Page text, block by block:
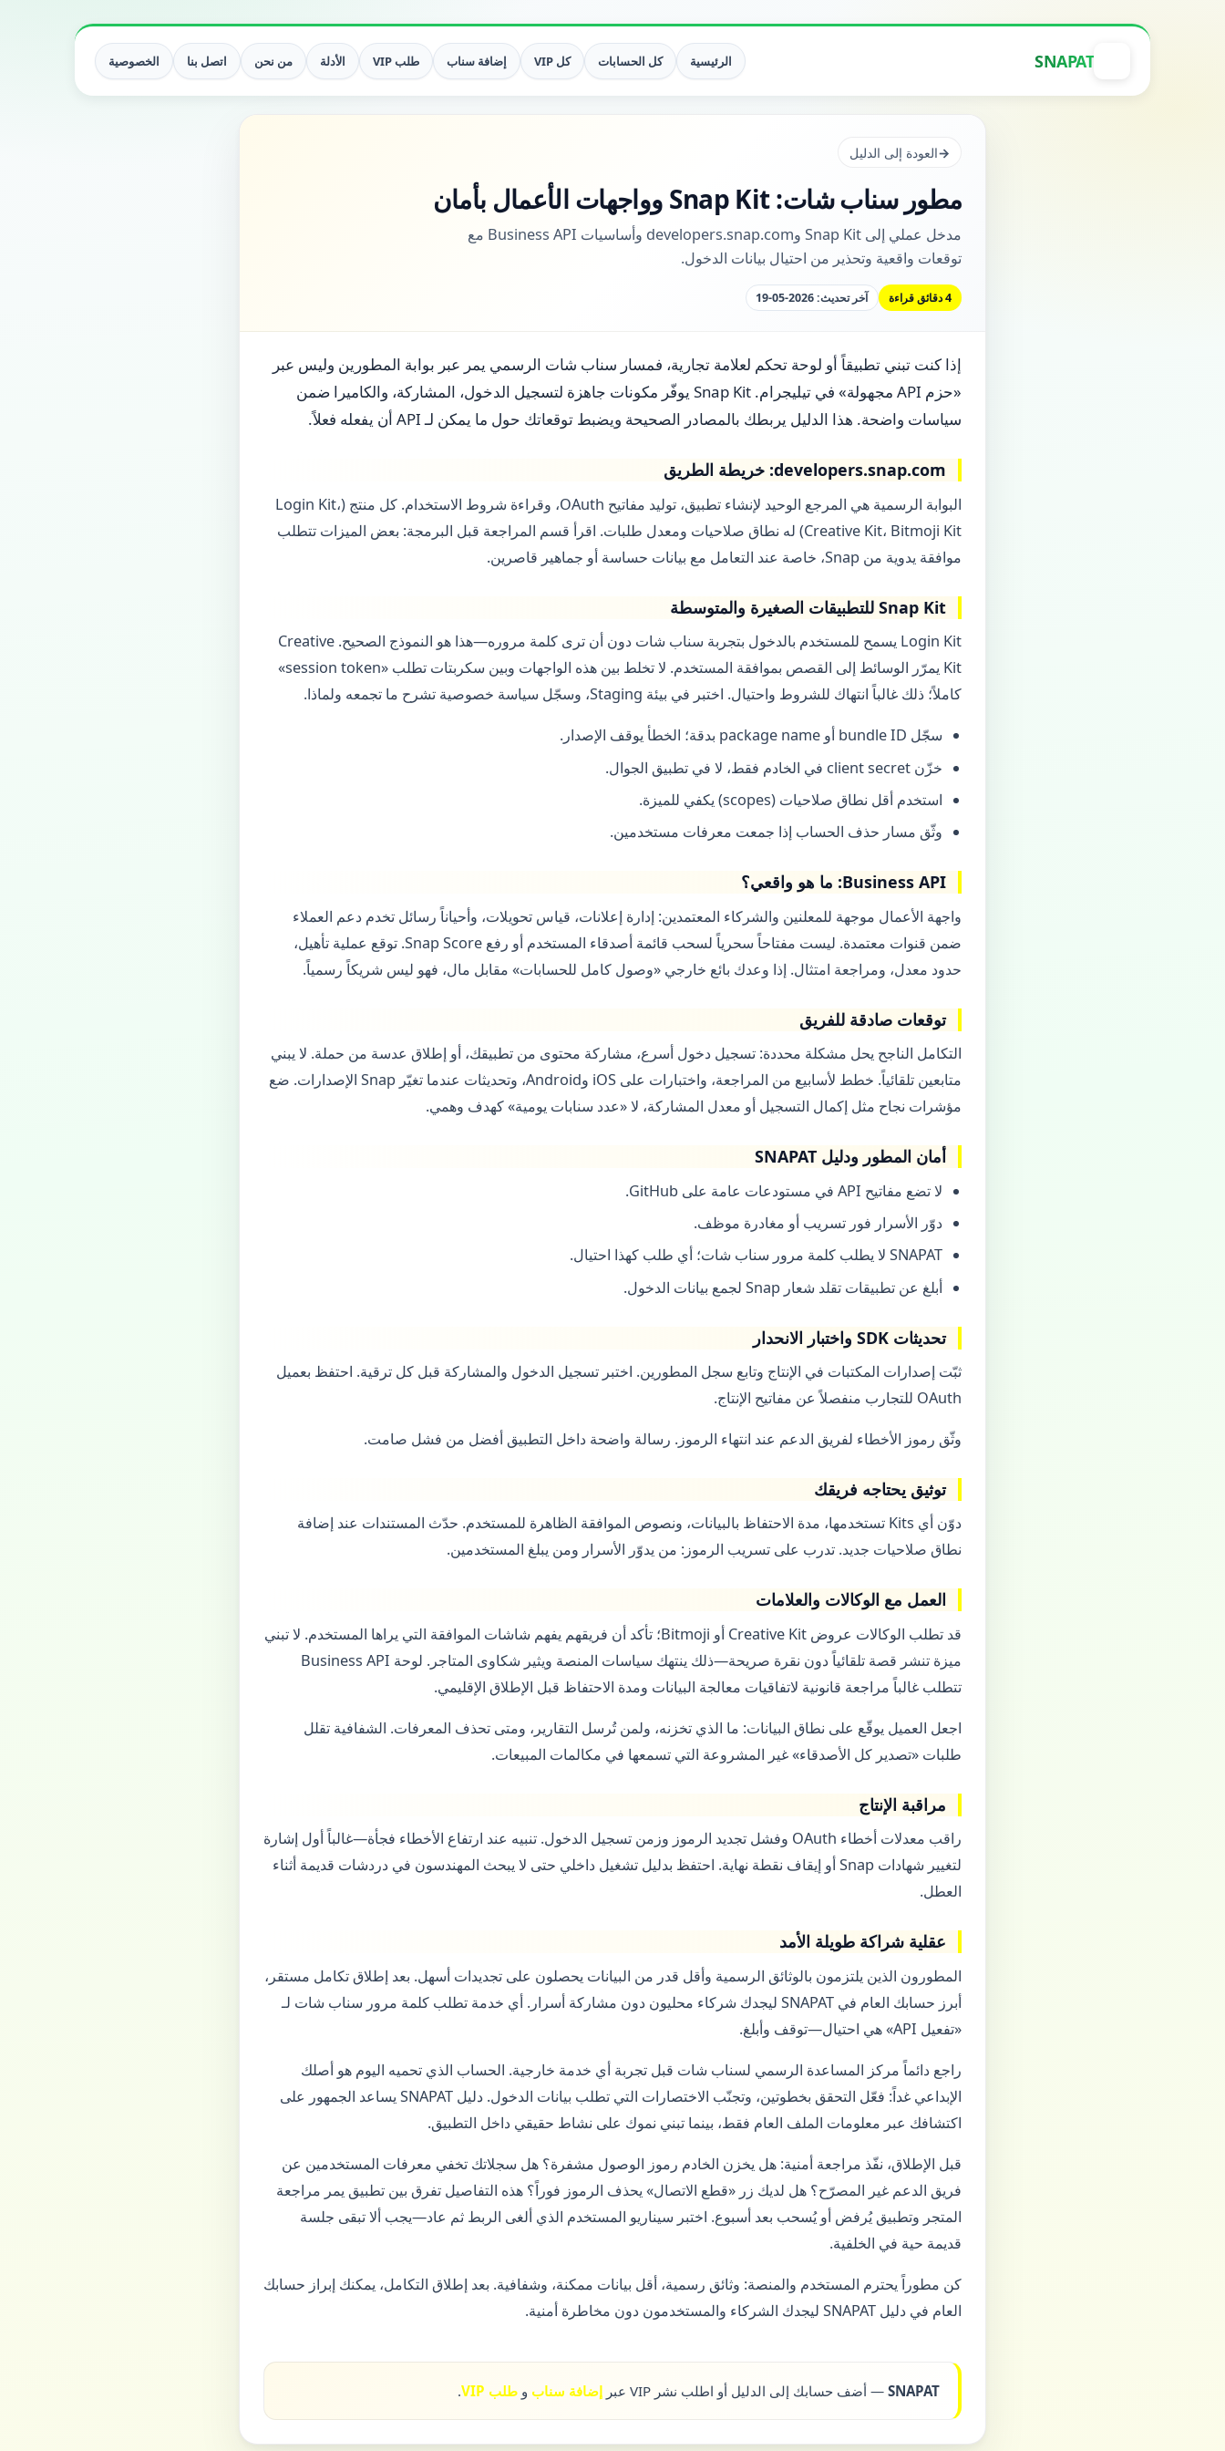
SNAPAT الرئيسية كل الحسابات كل VIP إضافة سناب طلب VIP الأدلة من نحن اتصل بنا الخصوصية
العودة إلى الدليل
مطور سناب شات: Snap Kit وواجهات الأعمال بأمان
مدخل عملي إلى Snap Kit وdevelopers.snap.com وأساسيات Business API مع
توقعات واقعية وتحذير من احتيال بيانات الدخول.
4 دقائق قراءة آخر تحديث: 2026-05-19
إذا كنت تبني تطبيقاً أو لوحة تحكم لعلامة تجارية، فمسار سناب شات الرسمي يمر عبر بوابة المطورين وليس عبر
«حزم API مجهولة» في تيليجرام. Snap Kit يوفّر مكونات جاهزة لتسجيل الدخول، المشاركة، والكاميرا ضمن
سياسات واضحة. هذا الدليل يربطك بالمصادر الصحيحة ويضبط توقعاتك حول ما يمكن لـ API أن يفعله فعلاً.
developers.snap.com: خريطة الطريق
البوابة الرسمية هي المرجع الوحيد لإنشاء تطبيق، توليد مفاتيح OAuth، وقراءة شروط الاستخدام. كل منتج (Login Kit،
Creative Kit، Bitmoji Kit) له نطاق صلاحيات ومعدل طلبات. اقرأ قسم المراجعة قبل البرمجة: بعض الميزات تتطلب
موافقة يدوية من Snap، خاصة عند التعامل مع بيانات حساسة أو جماهير قاصرين.
Snap Kit للتطبيقات الصغيرة والمتوسطة
Login Kit يسمح للمستخدم بالدخول بتجربة سناب شات دون أن ترى كلمة مروره—هذا هو النموذج الصحيح. Creative
Kit يمرّر الوسائط إلى القصص بموافقة المستخدم. لا تخلط بين هذه الواجهات وبين سكربتات تطلب «session token»
كاملاً؛ ذلك غالباً انتهاك للشروط واحتيال. اختبر في بيئة Staging، وسجّل سياسة خصوصية تشرح ما تجمعه ولماذا.
سجّل bundle ID أو package name بدقة؛ الخطأ يوقف الإصدار.
خزّن client secret في الخادم فقط، لا في تطبيق الجوال.
استخدم أقل نطاق صلاحيات (scopes) يكفي للميزة.
وثّق مسار حذف الحساب إذا جمعت معرفات مستخدمين.
Business API: ما هو واقعي؟
واجهة الأعمال موجهة للمعلنين والشركاء المعتمدين: إدارة إعلانات، قياس تحويلات، وأحياناً رسائل تخدم دعم العملاء
ضمن قنوات معتمدة. ليست مفتاحاً سحرياً لسحب قائمة أصدقاء المستخدم أو رفع Snap Score. توقع عملية تأهيل،
حدود معدل، ومراجعة امتثال. إذا وعدك بائع خارجي «وصول كامل للحسابات» مقابل مال، فهو ليس شريكاً رسمياً.
توقعات صادقة للفريق
التكامل الناجح يحل مشكلة محددة: تسجيل دخول أسرع، مشاركة محتوى من تطبيقك، أو إطلاق عدسة من حملة. لا يبني
متابعين تلقائياً. خطط لأسابيع من المراجعة، واختبارات على iOS وAndroid، وتحديثات عندما تغيّر Snap الإصدارات. ضع
مؤشرات نجاح مثل إكمال التسجيل أو معدل المشاركة، لا «عدد سنابات يومية» كهدف وهمي.
أمان المطور ودليل SNAPAT
لا تضع مفاتيح API في مستودعات عامة على GitHub.
دوّر الأسرار فور تسريب أو مغادرة موظف.
SNAPAT لا يطلب كلمة مرور سناب شات؛ أي طلب كهذا احتيال.
أبلغ عن تطبيقات تقلد شعار Snap لجمع بيانات الدخول.
تحديثات SDK واختبار الانحدار
ثبّت إصدارات المكتبات في الإنتاج وتابع سجل المطورين. اختبر تسجيل الدخول والمشاركة قبل كل ترقية. احتفظ بعميل
OAuth للتجارب منفصلاً عن مفاتيح الإنتاج.
وثّق رموز الأخطاء لفريق الدعم عند انتهاء الرموز. رسالة واضحة داخل التطبيق أفضل من فشل صامت.
توثيق يحتاجه فريقك
دوّن أي Kits تستخدمها، مدة الاحتفاظ بالبيانات، ونصوص الموافقة الظاهرة للمستخدم. حدّث المستندات عند إضافة
نطاق صلاحيات جديد. تدرب على تسريب الرموز: من يدوّر الأسرار ومن يبلغ المستخدمين.
العمل مع الوكالات والعلامات
قد تطلب الوكالات عروض Creative Kit أو Bitmoji؛ تأكد أن فريقهم يفهم شاشات الموافقة التي يراها المستخدم. لا تبني
ميزة تنشر قصة تلقائياً دون نقرة صريحة—ذلك ينتهك سياسات المنصة ويثير شكاوى المتاجر. لوحة Business API
تتطلب غالباً مراجعة قانونية لاتفاقيات معالجة البيانات ومدة الاحتفاظ قبل الإطلاق الإقليمي.
اجعل العميل يوقّع على نطاق البيانات: ما الذي تخزنه، ولمن تُرسل التقارير، ومتى تحذف المعرفات. الشفافية تقلل
طلبات «تصدير كل الأصدقاء» غير المشروعة التي تسمعها في مكالمات المبيعات.
مراقبة الإنتاج
راقب معدلات أخطاء OAuth وفشل تجديد الرموز وزمن تسجيل الدخول. تنبيه عند ارتفاع الأخطاء فجأة—غالباً أول إشارة
لتغيير شهادات Snap أو إيقاف نقطة نهاية. احتفظ بدليل تشغيل داخلي حتى لا يبحث المهندسون في دردشات قديمة أثناء
العطل.
عقلية شراكة طويلة الأمد
المطورون الذين يلتزمون بالوثائق الرسمية وأقل قدر من البيانات يحصلون على تجديدات أسهل. بعد إطلاق تكامل مستقر،
أبرز حسابك العام في SNAPAT ليجدك شركاء محليون دون مشاركة أسرار. أي خدمة تطلب كلمة مرور سناب شات لـ
«تفعيل API» هي احتيال—توقف وأبلغ.
راجع دائماً مركز المساعدة الرسمي لسناب شات قبل تجربة أي خدمة خارجية. الحساب الذي تحميه اليوم هو أصلك
الإبداعي غداً: فعّل التحقق بخطوتين، وتجنّب الاختصارات التي تطلب بيانات الدخول. دليل SNAPAT يساعد الجمهور على
اكتشافك عبر معلومات الملف العام فقط، بينما تبني نموك على نشاط حقيقي داخل التطبيق.
قبل الإطلاق، نفّذ مراجعة أمنية: هل يخزن الخادم رموز الوصول مشفرة؟ هل سجلاتك تخفي معرفات المستخدمين عن
فريق الدعم غير المصرّح؟ هل لديك زر «قطع الاتصال» يحذف الرموز فوراً؟ هذه التفاصيل تفرق بين تطبيق يمر مراجعة
المتجر وتطبيق يُرفض أو يُسحب بعد أسبوع. اختبر سيناريو المستخدم الذي ألغى الربط ثم عاد—يجب ألا تبقى جلسة
قديمة حية في الخلفية.
كن مطوراً يحترم المستخدم والمنصة: وثائق رسمية، أقل بيانات ممكنة، وشفافية. بعد إطلاق التكامل، يمكنك إبراز حسابك
العام في دليل SNAPAT ليجدك الشركاء والمستخدمون دون مخاطرة أمنية.
SNAPAT— أضف حسابك إلى الدليل أو اطلب نشر VIP عبر إضافة سناب و طلب VIP .